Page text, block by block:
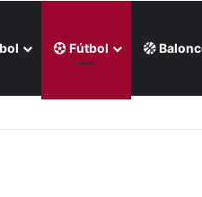
Fútbol
en triunfo de Medias Rojas de